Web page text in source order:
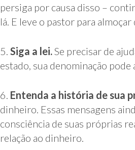
persiga por causa disso –
lá. E leve o pastor para
5. Siga a lei.Se precisar de
estado, sua denominação pode
6. Entenda a história de sua
dinheiro. Essas mensagens
consciência de suas próprias
relação ao dinheiro.